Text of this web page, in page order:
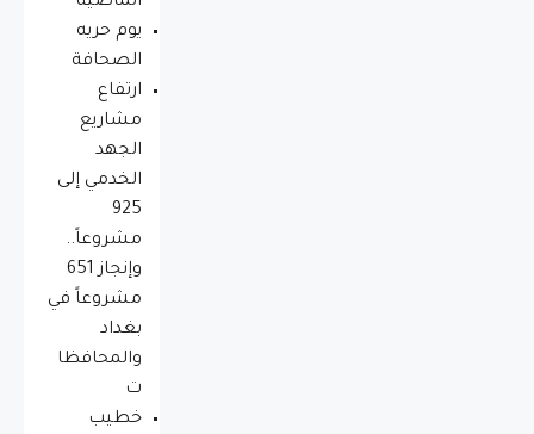
يوم حريه
الصحافة
ارتفاع
مشاريع
الجهد
الخدمي إلى
925
مشروعاً..
وإنجاز 651
مشروعاً في
بغداد
والمحافظا
ت
خطيب